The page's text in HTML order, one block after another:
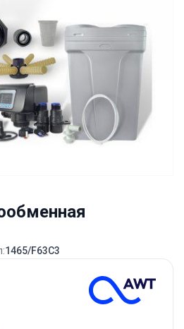
1465/F63C3